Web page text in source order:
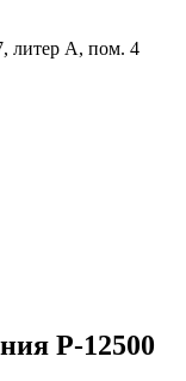
литер А, пом. 4
P-12500